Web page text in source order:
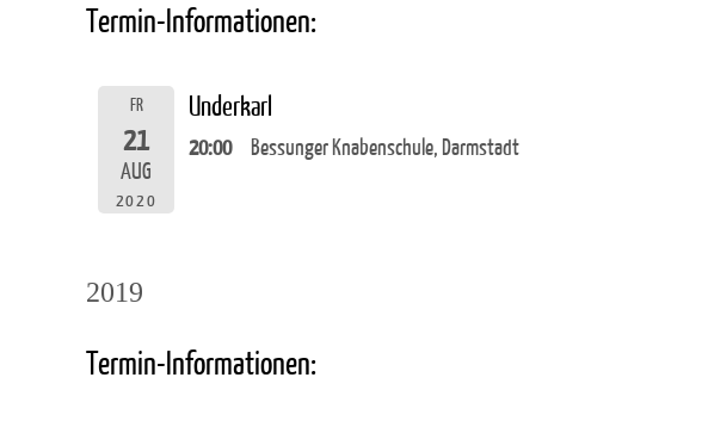
Termin-Informationen:
FR
21
AUG
2020
Underkarl
20:00 Bessunger Knabenschule, Darmstadt
2019
Termin-Informationen: